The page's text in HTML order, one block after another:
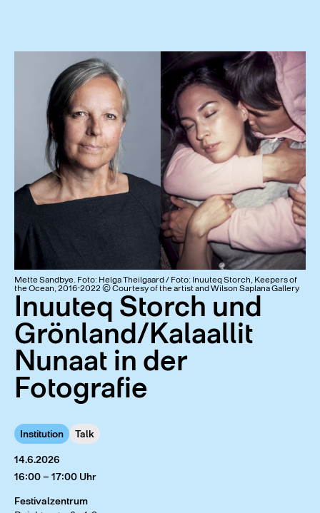
Inuuteq Storch und
Grönland/Kalaallit
Nunaat in der
Fotografie
Institution Talk
14.6.2026
16:00 – 17:00 Uhr
Festivalzentrum
Mette Sandbye. Foto: Helga Theilgaard / Foto: Inuuteq Storch, Keepers of
the Ocean, 2016-2022 © Courtesy of the artist and Wilson Saplana Gallery